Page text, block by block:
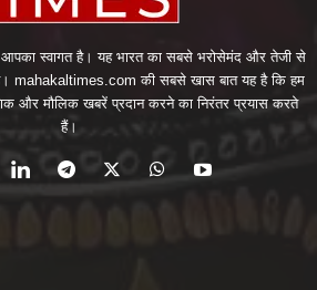
स्वागत है। यह भारत का सबसे भरोसेमंद और तेजी से
mahakaltimes.com की सबसे खास बात यह है कि हम
और मौलिक खबरें प्रदान करने का निरंतर प्रयास करते
हैं।